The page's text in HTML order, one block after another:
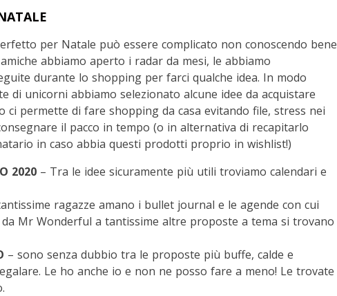
per Natale può essere complicato non conoscendo bene
abbiamo aperto i radar da mesi, le abbiamo
durante lo shopping per farci qualche idea. In modo
di unicorni abbiamo selezionato alcune idee da acquistare
ci permette di fare shopping da casa evitando file, stress nei
il pacco in tempo (o in alternativa di recapitarlo
in caso abbia questi prodotti proprio in wishlist!)
2020– Tra le idee sicuramente più utili troviamo calendari e
ragazze amano i bullet journal e le agende con cui
Mr Wonderful a tantissime altre proposte a tema si trovano
– sono senza dubbio tra le proposte più buffe, calde e
Le ho anche io e non ne posso fare a meno! Le trovate